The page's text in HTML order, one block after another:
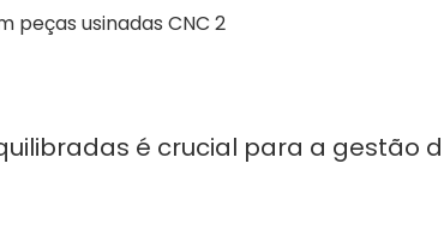
é crucial para a gestão